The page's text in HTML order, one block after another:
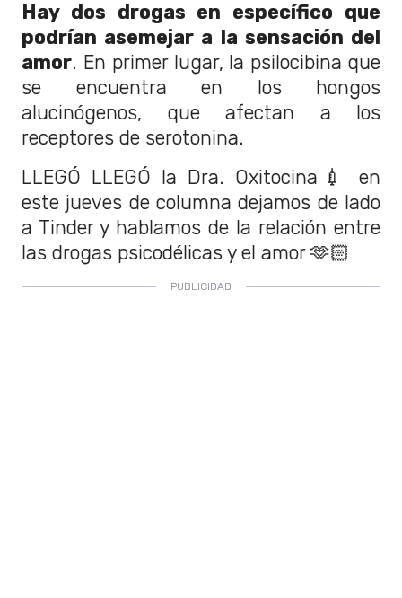
Hay dos drogas en específico que
podrían asemejar a la sensación del
amor. En primer lugar, la psilocibina que
se encuentra en los hongos
alucinógenos, que afectan a los
receptores de serotonina.
LLEGÓ LLEGÓ la Dra. Oxitocina💉 en
este jueves de columna dejamos de lado
a Tinder y hablamos de la relación entre
las drogas psicodélicas y el amor 🫶🏻